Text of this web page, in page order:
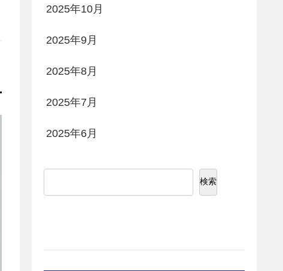
2025年10月
2025年9月
2025年8月
2025年7月
2025年6月
検索